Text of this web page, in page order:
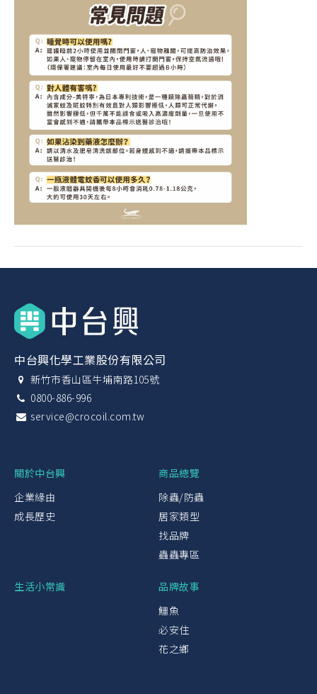
中台興化學工業股份有限公司
新竹市香山區牛埔南路105號
0800-886-996
service@crocoil.com.tw
關於中台興
企業緣由
成長歷史
商品總覽
除蟲/防蟲
居家類型
找品牌
蟲蟲專區
生活小常識
品牌故事
鱷魚
必安住
花之鄉